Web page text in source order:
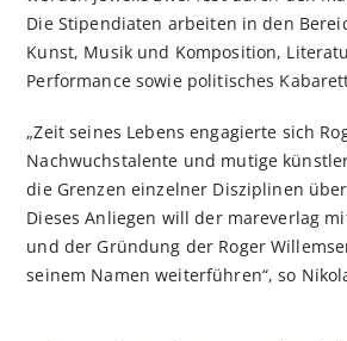
Die Stipendiaten arbeiten in den
Kunst, Musik und Komposition,
Performance sowie politisches
„Zeit seines Lebens engagierte sich
Nachwuchstalente und mutige
die Grenzen einzelner Disziplinen
Dieses Anliegen will der mareverlag
und der Gründung der Roger
seinem Namen weiterführen“, so